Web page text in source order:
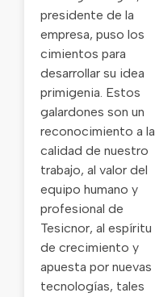
presidente de la
empresa, puso los
cimientos para
desarrollar su idea
primigenia. Estos
galardones son un
reconocimiento a la
calidad de nuestro
trabajo, al valor del
equipo humano y
profesional de
Tesicnor, al espíritu
de crecimiento y
apuesta por nuevas
tecnologías, tales